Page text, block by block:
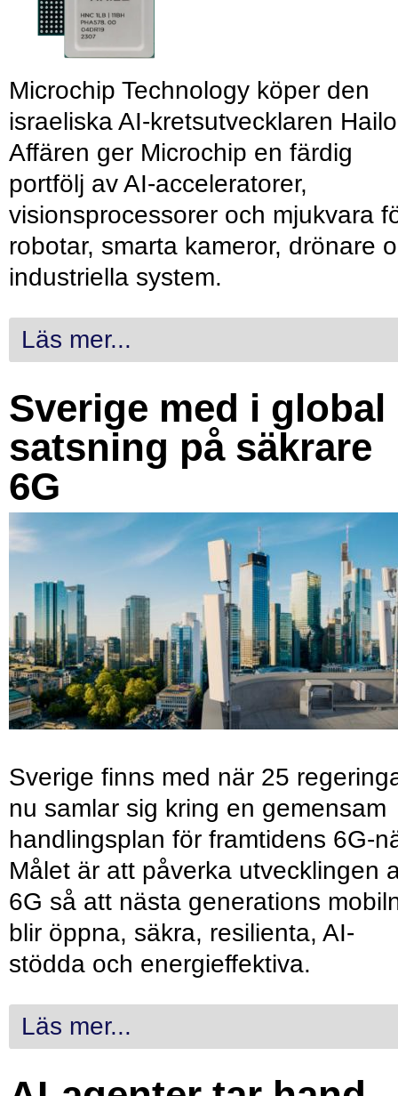
Microchip Technology köper den
israeliska AI-kretsutvecklaren
Affären ger Microchip en färdig
portfölj av AI-acceleratorer,
visionsprocessorer och mjukvara
robotar, smarta kameror, drönare
industriella system.
Läs mer...
Sverige med i global
satsning på säkrare
6G
Sverige finns med när 25
nu samlar sig kring en gemensam
handlingsplan för framtidens 6G-
Målet är att påverka utvecklingen
6G så att nästa generations
blir öppna, säkra, resilienta, AI-
stödda och energieffektiva.
Läs mer...